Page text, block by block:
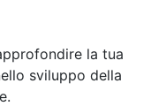
la tua
sviluppo della